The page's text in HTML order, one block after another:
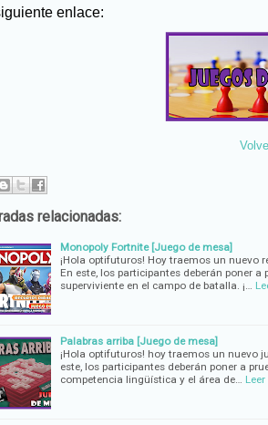
enlace:
relacionadas:
Monopoly Fortnite [Juego de mesa]
¡Hola optifuturos! Hoy traemos un nuevo
En este, los participantes deberán poner
superviviente en el campo de batalla. ¡…
Palabras arriba [Juego de mesa]
¡Hola optifuturos! hoy traemos un nuevo
este, los participantes deberán poner a
competencia lingüística y el área de…